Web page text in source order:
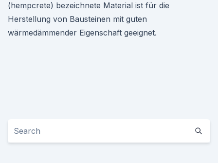
(hempcrete) bezeichnete Material ist für die
Herstellung von Bausteinen mit guten
wärmedämmender Eigenschaft geeignet.